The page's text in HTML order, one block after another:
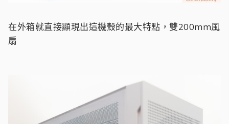
在外箱就直接顯現出這機殼的最大特點，雙200mm風
扇